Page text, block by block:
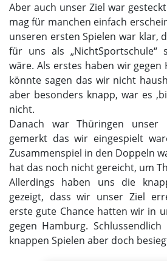
Aber auch unser Ziel war
mag für manchen einfach
unseren ersten Spielen war klar,
für uns als „NichtSportschule“
wäre. Als erstes haben wir gegen
könnte sagen das wir nicht
aber besonders knapp, war es
nicht.
Danach war Thüringen unser
gemerkt das wir eingespielt
Zusammenspiel in den Doppeln
hat das noch nicht gereicht, um
Allerdings haben uns die
gezeigt, dass wir unser Ziel
erste gute Chance hatten wir in
gegen Hamburg.
knappen Spielen aber doch